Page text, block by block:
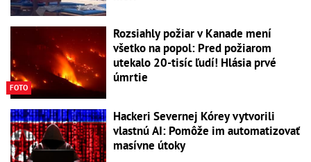
FOTO
Rozsiahly požiar v Kanade mení
všetko na popol: Pred požiarom
utekalo 20-tisíc ľudí! Hlásia prvé
úmrtie
Hackeri Severnej Kórey vytvorili
vlastnú AI: Pomôže im automatizovať
masívne útoky